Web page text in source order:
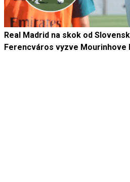
Real Madrid na skok od
Ferencváros vyzve Mourinhove